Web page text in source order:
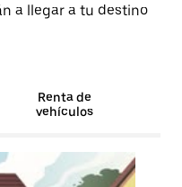
a llegar a tu destino
Renta de
vehículos